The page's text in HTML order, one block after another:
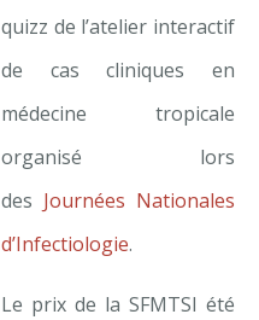
quizz de l’atelier interactif
de cas cliniques en
médecine tropicale
organisé lors
des Journées Nationales
d’Infectiologie.
Le prix de la SFMTSI été